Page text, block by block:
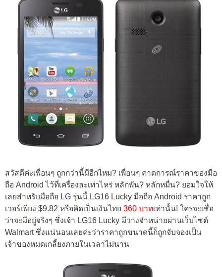
สวัสดีค่ะเพื่อนๆ ถูกกว่านี้มีอีกไหม? เพื่อนๆ คาดการณ์ราคาของมือ
ถือ Android ไว้ที่เครื่องละเท่าไหร่ หลักพัน? หลักหมื่น? ยอมใจให้
เลยสำหรับมือถือ LG รุ่นนี้ LG16 Lucky มือถือ Android ราคาถูก
เวอร์เพียง $9.82 หรือคิดเป็นเงินไทย 360 บาทเท่านั้น! ใครจะเชื่อ
ว่าจะมีอยู่จริงๆ ซึ่งเจ้า LG16 Lucky มีวางจำหน่ายผ่านเว็บไซต์
Walmart ซึ่งแน่นอนเลยค่ะว่าราคาถูกขนาดนี้ก็ถูกจับจองเป็น
เจ้าของหมดเกลี้ยงภายในเวลาไม่นาน